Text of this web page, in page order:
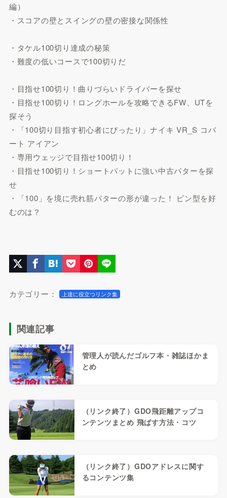
編）
・スコアの壁とスイングの壁の密接な関係性
・タケル100切り達成の秘策
・難度の低いコースで100切りだ
・目指せ100切り！曲りづらいドライバーを探せ
・目指せ100切り！ロングホールを攻略できるFW、UTを
探そう
・「100切り目指す初心者にぴったり」ナイキ VR_S コバ
ート アイアン
・専用ウェッジで目指せ100切り！
・目指せ100切り！ショートパットに強い中古パターを探
せ
・「100」を境に売れ筋パターの形が違った！ ピン型を好
むのは？
カテゴリー： 上達に役立つリンク集
関連記事
管理人が読んだゴルフ本・雑誌ほかま
とめ
（リンク終了）GDO飛距離アップコ
ンテンツまとめ 飛ばす方法・コツ
（リンク終了）GDOアドレスに関す
るコンテンツ集